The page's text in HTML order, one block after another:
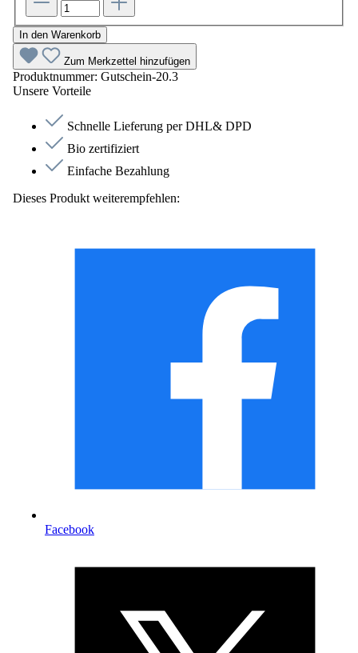
In den Warenkorb
Zum Merkzettel hinzufügen
Produktnummer: Gutschein-20.3
Unsere Vorteile
Schnelle Lieferung per DHL& DPD
Bio zertifiziert
Einfache Bezahlung
Dieses Produkt weiterempfehlen:
Facebook